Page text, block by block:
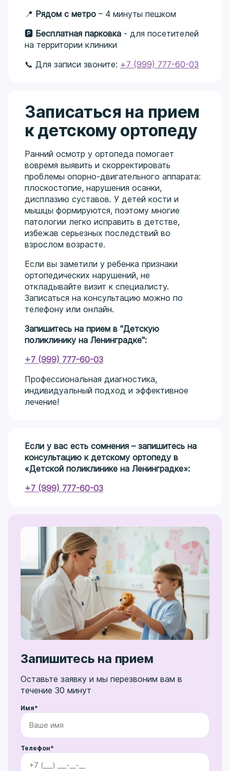
📍 Рядом с метро – 4 минуты пешком
🅿 Бесплатная парковка - для посетителей
на территории клиники
📞 Для записи звоните: +7 (999) 777-60-03
Записаться на прием
к детскому ортопеду
Ранний осмотр у ортопеда помогает
вовремя выявить и скорректировать
проблемы опорно-двигательного аппарата:
плоскостопие, нарушения осанки,
дисплазию суставов. У детей кости и
мышцы формируются, поэтому многие
патологии легко исправить в детстве,
избежав серьезных последствий во
взрослом возрасте.
Если вы заметили у ребенка признаки
ортопедических нарушений, не
откладывайте визит к специалисту.
Записаться на консультацию можно по
телефону или онлайн.
Запишитесь на прием в "Детскую
поликлинику на Ленинградке":
+7 (999) 777-60-03
Профессиональная диагностика,
индивидуальный подход и эффективное
лечение!
Если у вас есть сомнения – запишитесь на
консультацию к детскому ортопеду в
«Детской поликлинике на Ленинградке»:
+7 (999) 777-60-03
Запишитесь на прием
Оставьте заявку и мы перезвоним вам в
течение 30 минут
Имя*
Телефон*